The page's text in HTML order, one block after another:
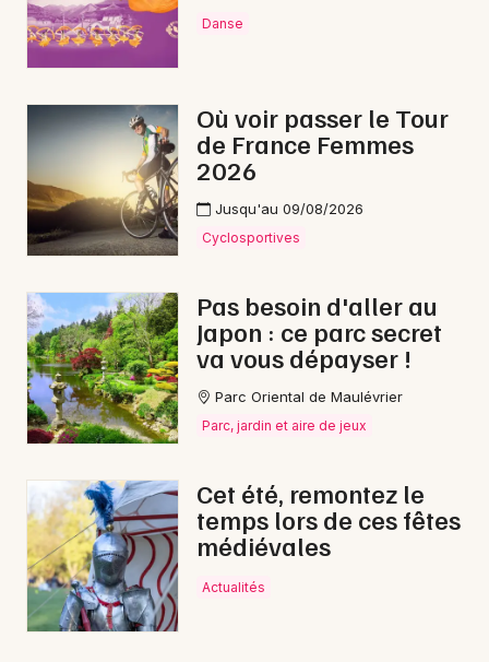
Gastronomie dans les Pays de la Loire
Newsletter des sorties
Artistes en tournée
Magazine à Chemillé-en-Anjou
49 - Maine-et-Loire
Choisir mes départements
Danse
Où voir passer le Tour
de France Femmes
2026
Jusqu'au 09/08/2026
Cyclosportives
Pas besoin d'aller au
Japon : ce parc secret
va vous dépayser !
Parc Oriental de Maulévrier
Parc, jardin et aire de jeux
Cet été, remontez le
temps lors de ces fêtes
médiévales
Actualités